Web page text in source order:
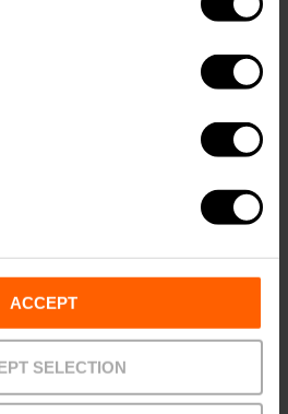
ACCEPT
SELECTION
Card de 72 horas
- 509 opiniones